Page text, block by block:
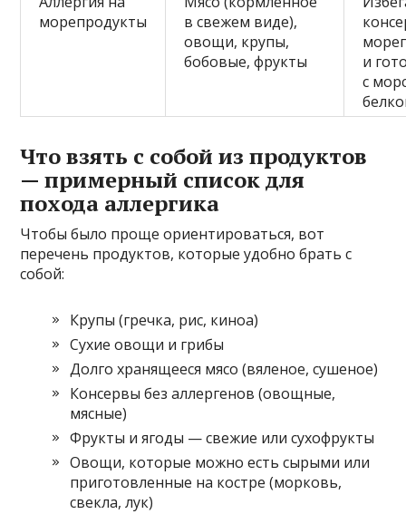
морепродукты
в свежем виде),
овощи, крупы,
бобовые, фрукты
и
с
Что взять с собой из продуктов
— примерный список для
похода аллергика
Чтобы было проще ориентироваться, вот
перечень продуктов, которые удобно брать с
собой:
Крупы (гречка, рис, киноа)
Сухие овощи и грибы
Долго хранящееся мясо (вяленое, сушеное)
Консервы без аллергенов (овощные,
мясные)
Фрукты и ягоды — свежие или сухофрукты
Овощи, которые можно есть сырыми или
приготовленные на костре (морковь,
свекла, лук)